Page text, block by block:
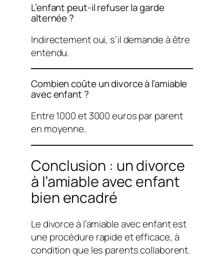
L’enfant peut-il refuser la garde
alternée ?
Indirectement oui, s’il demande à être
entendu.
Combien coûte un divorce à l’amiable
avec enfant ?
Entre 1000 et 3000 euros par parent
en moyenne.
Conclusion : un divorce
à l’amiable avec enfant
bien encadré
Le divorce à l’amiable avec enfant est
une procédure rapide et efficace, à
condition que les parents collaborent.